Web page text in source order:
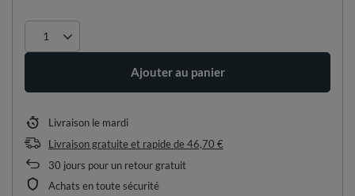
Ajouter au panier
Livraison le mardi
Livraison gratuite et rapidede46,70 €
30 jours pour un retour gratuit
Achats en toute sécurité